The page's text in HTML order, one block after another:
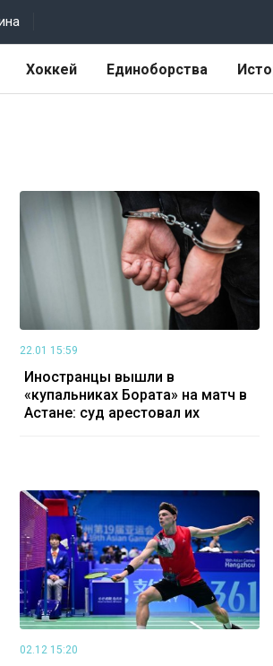
Хоккей Единоборства
22.01 15:59
Иностранцы вышли в
«купальниках Бората» на матч в
Астане: суд арестовал их
02.12 15:20